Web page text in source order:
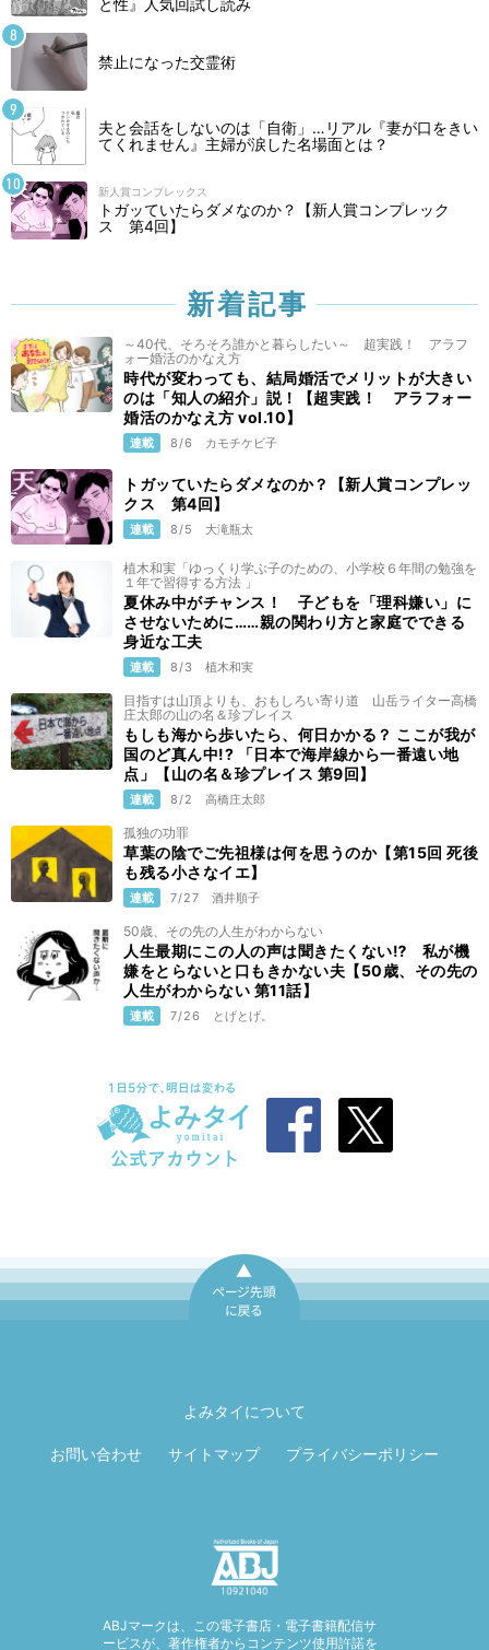
禁止になった交霊術
夫と会話をしないのは「自衛」…リアル『妻が口をきい
てくれません』主婦が涙した名場面とは？
新人賞コンプレックス
トガッていたらダメなのか？【新人賞コンプレック
ス 第4回】
新着記事
～40代、そろそろ誰かと暮らしたい～ 超実践！ アラフ
ォー婚活のかなえ方
時代が変わっても、結局婚活でメリットが大きい
のは「知人の紹介」説！【超実践！ アラフォー
婚活のかなえ方 vol.10】
連載 8/6 カモチケビ子
トガッていたらダメなのか？【新人賞コンプレッ
クス 第4回】
連載 8/5 大滝瓶太
植木和実「ゆっくり学ぶ子のための、小学校６年間の勉強を
１年で習得する方法 」
夏休み中がチャンス！ 子どもを「理科嫌い」に
させないために……親の関わり方と家庭でできる
身近な工夫
連載 8/3 植木和実
目指すは山頂よりも、おもしろい寄り道 山岳ライター高橋
庄太郎の山の名＆珍プレイス
もしも海から歩いたら、何日かかる？ ここが我が
国のど真ん中!? 「日本で海岸線から一番遠い地
点」【山の名＆珍プレイス 第9回】
連載 8/2 高橋庄太郎
孤独の功罪
草葉の陰でご先祖様は何を思うのか【第15回 死後
も残る小さなイエ】
連載 7/27 酒井順子
50歳、その先の人生がわからない
人生最期にこの人の声は聞きたくない⁉ 私が機
嫌をとらないと口もきかない夫【50歳、その先の
人生がわからない 第11話】
連載 7/26 とげとげ。
よみタイについて
お問い合わせ サイトマップ プライバシーポリシー
ABJマークは、この電子書店・電子書籍配信サ
ービスが、著作権者からコンテンツ使用許諾を